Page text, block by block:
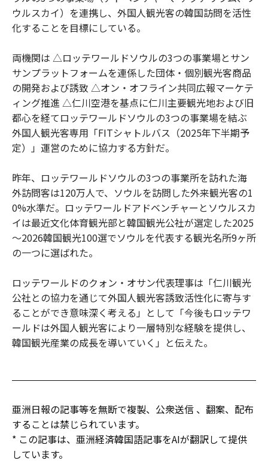
ウルスカイ）を連携し、外国人観光客の韓国訪問を活性
化することを目標にしている。
両機関は △ロッテワールドソウルの3つの事業場とサン
サンプラットフォームを連係した団体・個別観光客商品
の開発および誘致 △オン・オフライン共同広報マーケテ
ィング推進 △仁川空港を基点に仁川主要観光地および旧
都心を経てロッテワールドソウルの3つの事業場を結ぶ
外国人観光客専用「FITシャトルバス（2025年下半期予
定）」運営のために協力する方針だ。
昨年、ロッテワールドソウルの3つの事業所を訪れた海
外訪問客は120万人で、ソウルを訪問した外来観光客の1
0%水準だ。ロッテワールドアドベンチャーとソウルスカ
イは最近文化体育観光部と韓国観光公社が選定した2025
～2026韓国観光100選でソウルを代表する観光名所9ヶ所
の一つに選ばれた。
ロッテワールドのクォン・オサン代表理事は「仁川観光
公社との協力を通じて外国人観光客誘致活性化に寄与す
ることができ意味深く考える」として「今後もロッテワ
ールドは外国人観光客により一層特別な経験を提供し、
韓国観光産業の成長を導いていく」と伝えた。
亜洲日報の記事等を無断で複製、公衆送信 、翻案、配布
することは禁じられています。
* この記事は、亜洲経済韓国語記事をAIが翻訳して提供
しています。